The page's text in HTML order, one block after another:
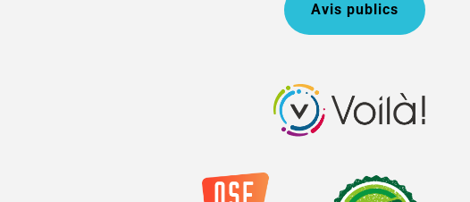
Avis publics